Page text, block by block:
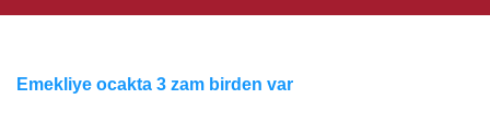
Emekliye ocakta 3 zam birden var